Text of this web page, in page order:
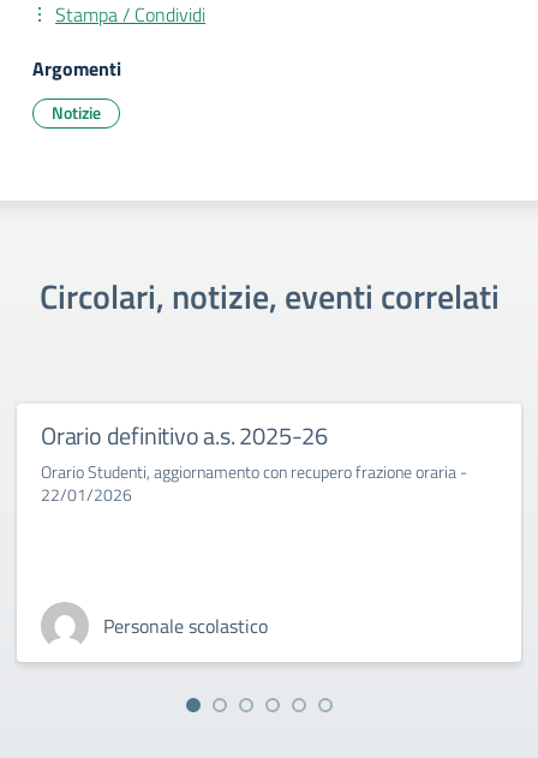
Stampa / Condividi
Argomenti
Notizie
Circolari, notizie, eventi correlati
Orario definitivo a.s. 2025-26
Orario Studenti, aggiornamento con recupero frazione oraria -
22/01/2026
Personale scolastico